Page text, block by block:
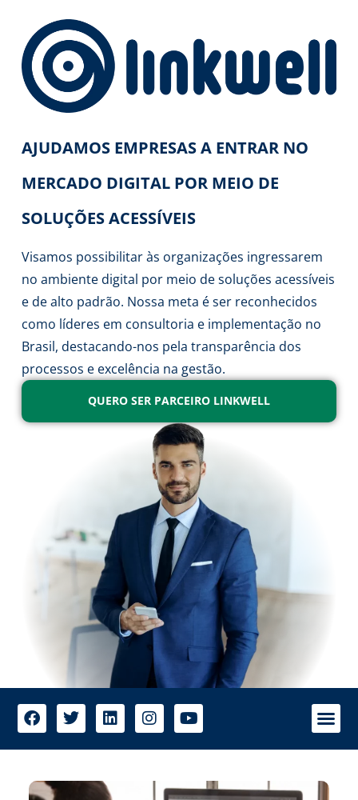
AJUDAMOS EMPRESAS A ENTRAR NO
MERCADO DIGITAL POR MEIO DE
SOLUÇÕES ACESSÍVEIS
Visamos possibilitar às organizações ingressarem
no ambiente digital por meio de soluções acessíveis
e de alto padrão. Nossa meta é ser reconhecidos
como líderes em consultoria e implementação no
Brasil, destacando-nos pela transparência dos
processos e excelência na gestão.
QUERO SER PARCEIRO LINKWELL